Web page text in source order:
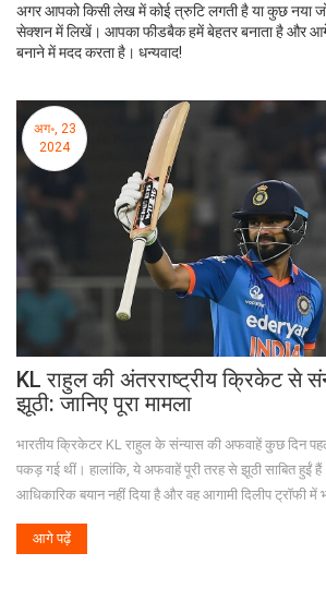
अगर आपको किसी लेख में कोई त्रुटि लगती है या कुछ नया
सेक्शन में लिखें। आपका फीडबैक हमें बेहतर बनाता है और
बनाने में मदद करता है। धन्यवाद!
अग॰, 23
2024
KL राहुल की अंतरराष्ट्रीय क्रिकेट से
झूठी: जानिए पूरा मामला
भारतीय क्रिकेटर KL राहुल के संन्यास की अफवाहें कुछ दिन
पकड़ गई थीं। हालांकि, ये अफवाहें पूरी तरह से झूठी साबित हुईं
आधिकारिक बयान नहीं दिया है और वह आगामी दिलीप ट्रॉफी
आगे पढ़ें